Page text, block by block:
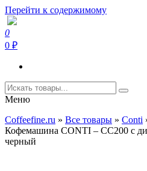
Перейти к содержимому
Coffeefine.ru
Интернет-магазин кофемашин и
0
0 ₽
Меню
Coffeefine.ru » Все товары » Conti
Кофемашина CONTI – CC200 с
черный